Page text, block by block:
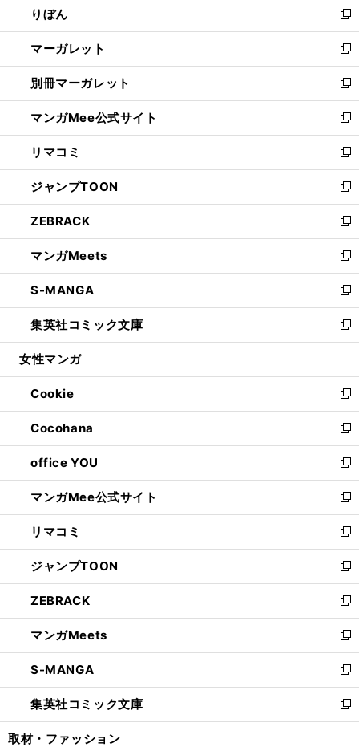
く
で
開
く
ド
ウ
で
開
く
ィ
ン
ド
ウ
で
開
く
りぼん
新
し
い
ウ
ィ
ン
ド
ウ
で
開
く
マーガレット
新
し
い
ウ
ィ
ン
ド
ウ
で
開
く
別冊マーガレット
新
し
い
ウ
ィ
ン
ド
ウ
で
開
く
マンガMee公式サイト
新
し
い
ウ
ィ
ン
ド
ウ
で
開
く
リマコミ
新
し
い
ウ
ィ
ン
ド
ウ
で
開
く
ジャンプTOON
新
し
い
ウ
ィ
ン
ド
ウ
で
開
ZEBRACK
新
し
い
ウ
ィ
ン
ド
ウ
開
く
マンガMeets
新
し
い
ウ
ィ
ン
ウ
で
開
く
S-MANGA
新
し
い
ウ
ン
ド
ウ
で
開
く
集英社コミック文庫
新
し
ウ
ィ
ン
ド
ウ
で
開
く
女性マンガ
Cookie
新
し
い
ウ
ィ
ン
ド
ウ
で
開
く
Cocohana
新
し
い
ウ
ィ
ン
ド
ウ
で
開
く
office YOU
新
し
い
ウ
ィ
ン
ド
ウ
で
開
く
マンガMee公式サイト
新
し
い
ウ
ィ
ン
ド
ウ
で
開
く
リマコミ
新
し
い
ウ
ィ
ン
ド
ウ
で
開
く
ジャンプTOON
新
し
い
ウ
ィ
ン
ド
ウ
で
開
ZEBRACK
新
し
い
ウ
ィ
ン
ド
ウ
マンガMeets
新
し
い
ウ
ィ
ン
S-MANGA
新
し
い
ウ
集英社コミック文庫
新
し
取材・ファッション